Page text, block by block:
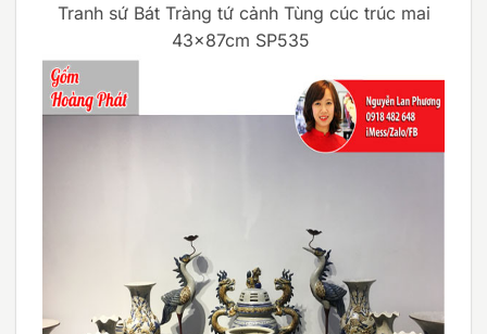
Tranh sứ Bát Tràng tứ cảnh Tùng cúc trúc mai
43x87cm SP535